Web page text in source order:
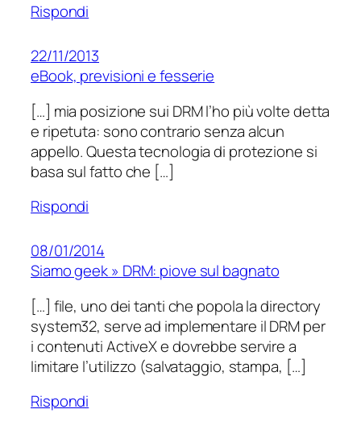
Rispondi
22/11/2013
eBook, previsioni e fesserie
[…] mia posizione sui DRM l’ho più volte detta
e ripetuta: sono contrario senza alcun
appello. Questa tecnologia di protezione si
basa sul fatto che […]
Rispondi
08/01/2014
Siamo geek » DRM: piove sul bagnato
[…] file, uno dei tanti che popola la directory
system32, serve ad implementare il DRM per
i contenuti ActiveX e dovrebbe servire a
limitare l’utilizzo (salvataggio, stampa, […]
Rispondi